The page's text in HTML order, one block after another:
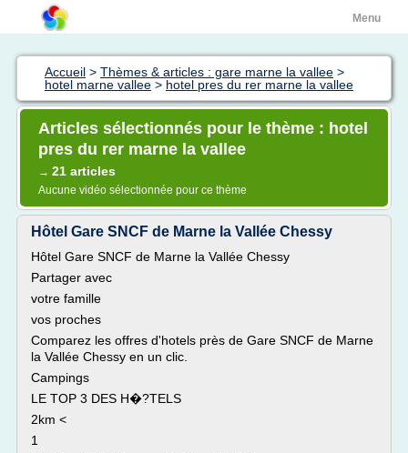
Menu
Accueil > Thèmes & articles : gare marne la vallee >
hotel marne vallee > hotel pres du rer marne la vallee
Articles sélectionnés pour le thème : hotel
pres du rer marne la vallee
→ 21 articles
Aucune vidéo sélectionnée pour ce thème
Hôtel Gare SNCF de Marne la Vallée Chessy
Hôtel Gare SNCF de Marne la Vallée Chessy
Partager avec
votre famille
vos proches
Comparez les offres d'hotels près de Gare SNCF de Marne
la Vallée Chessy en un clic.
Campings
LE TOP 3 DES H�?TELS
2km <
1